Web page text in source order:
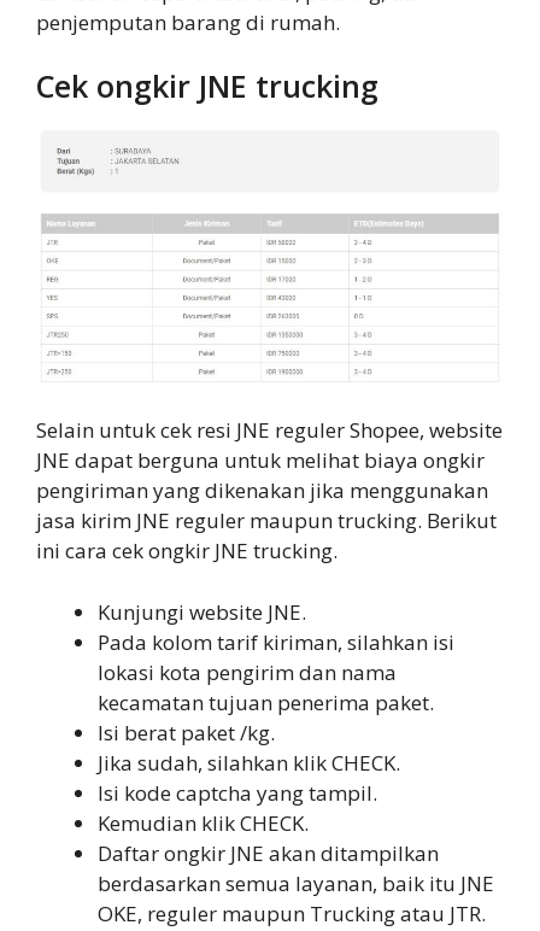
penjemputan barang di rumah.
Cek ongkir JNE trucking
Selain untuk cek resi JNE reguler Shopee, website
JNE dapat berguna untuk melihat biaya ongkir
pengiriman yang dikenakan jika menggunakan
jasa kirim JNE reguler maupun trucking. Berikut
ini cara cek ongkir JNE trucking.
Kunjungi website JNE.
Pada kolom tarif kiriman, silahkan isi
lokasi kota pengirim dan nama
kecamatan tujuan penerima paket.
Isi berat paket /kg.
Jika sudah, silahkan klik CHECK.
Isi kode captcha yang tampil.
Kemudian klik CHECK.
Daftar ongkir JNE akan ditampilkan
berdasarkan semua layanan, baik itu JNE
OKE, reguler maupun Trucking atau JTR.